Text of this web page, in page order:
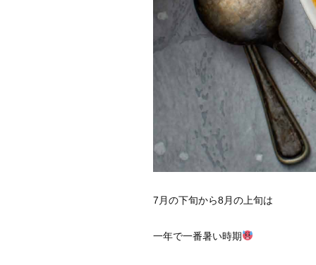
7月の下旬から8月の上旬は
一年で一番暑い時期